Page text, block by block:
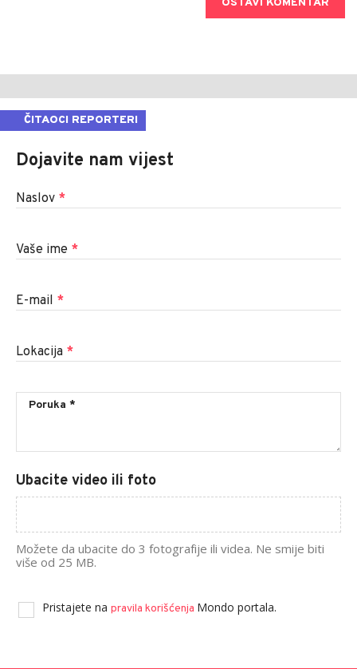
ČITAOCI REPORTERI
Dojavite nam vijest
Naslov *
Vaše ime *
E-mail *
Lokacija *
Ubacite video ili foto
Možete da ubacite do 3 fotografije ili videa. Ne smije biti
više od 25 MB.
Pristajete na pravila korišćenja Mondo portala.